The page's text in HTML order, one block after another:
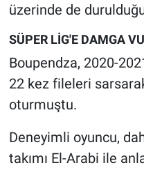
üzerinde de
SÜPER LİG'E DAMGA
Boupendza, 2020-
22 kez fileleri
oturmuştu.
Deneyimli oyuncu,
takımı El-Arabi ile
Popüler
Sağlık
Teknoloji